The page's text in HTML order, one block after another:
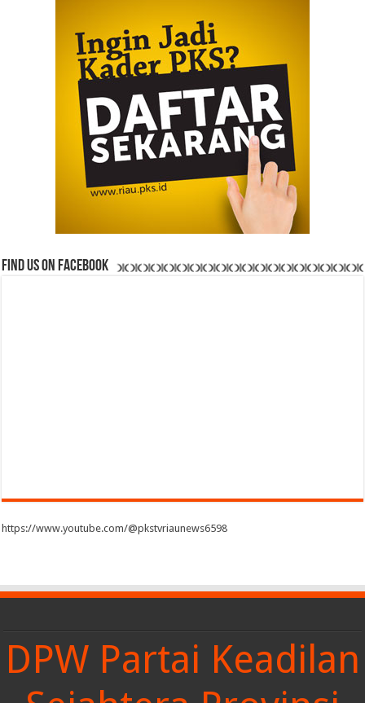
Find us on Facebook
https://www.youtube.com/@pkstvriaunews6598
DPW Partai Keadilan